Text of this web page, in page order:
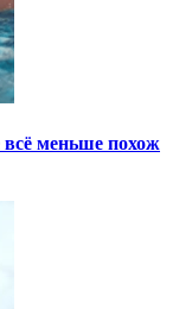
всё меньше похож